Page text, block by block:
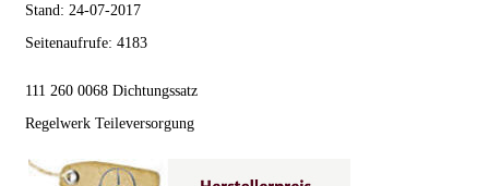
Stand: 24-07-2017
Seitenaufrufe: 4183
111 260 0068 Dichtungssatz
Regelwerk Teileversorgung